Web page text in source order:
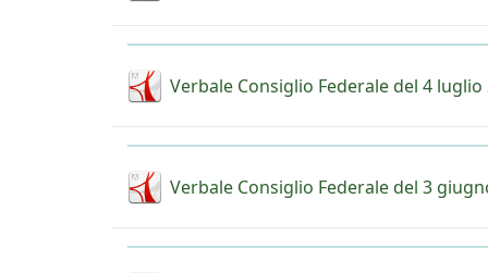
Verbale Consiglio Federale del 4 luglio
Verbale Consiglio Federale del 3